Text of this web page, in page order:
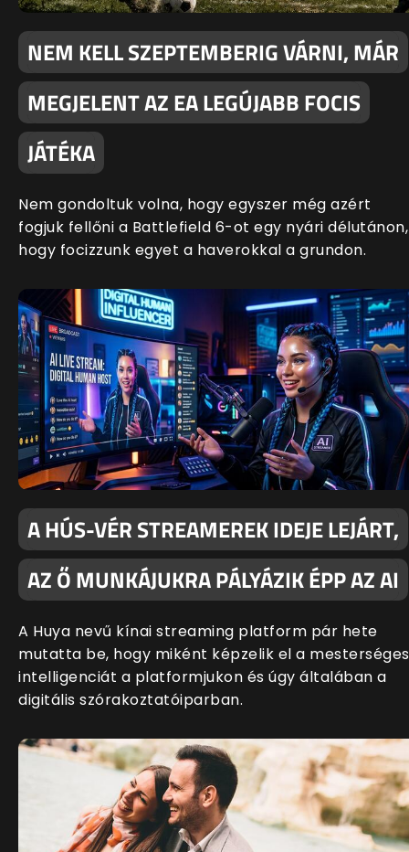
NEM KELL SZEPTEMBERIG VÁRNI, MÁR
MEGJELENT AZ EA LEGÚJABB FOCIS
JÁTÉKA
Nem gondoltuk volna, hogy egyszer még azért
fogjuk fellőni a Battlefield 6-ot egy nyári délutánon,
hogy focizzunk egyet a haverokkal a grundon.
A HÚS-VÉR STREAMEREK IDEJE LEJÁRT,
AZ Ő MUNKÁJUKRA PÁLYÁZIK ÉPP AZ AI
A Huya nevű kínai streaming platform pár hete
mutatta be, hogy miként képzelik el a mesterséges
intelligenciát a platformjukon és úgy általában a
digitális szórakoztatóiparban.